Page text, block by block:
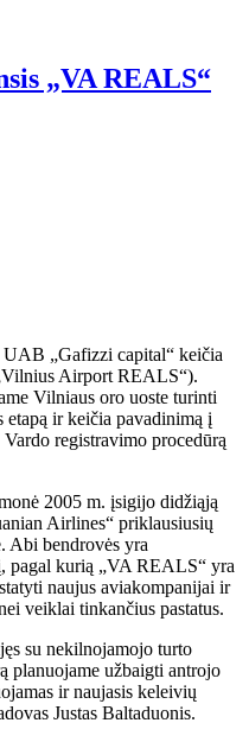
„VA REALS“
„Gafizzi capital“ keičia
Airport REALS“).
Vilniaus oro uoste turinti
etapą ir keičia pavadinimą į
registravimo procedūrą
2005 m. įsigijo didžiąją
Airlines“ priklausiusių
Abi bendrovės yra
pagal kurią „VA REALS“ yra
naujus aviakompanijai ir
veiklai tinkančius pastatus.
su nekilnojamojo turto
planuojame užbaigti antrojo
ir naujasis keleivių
Justas Baltaduonis.